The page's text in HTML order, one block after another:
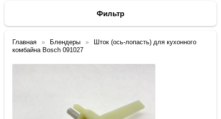
Фильтр
Главная Блендеры
Шток (ось-лопасть) для кухонного
комбайна Bosch 091027